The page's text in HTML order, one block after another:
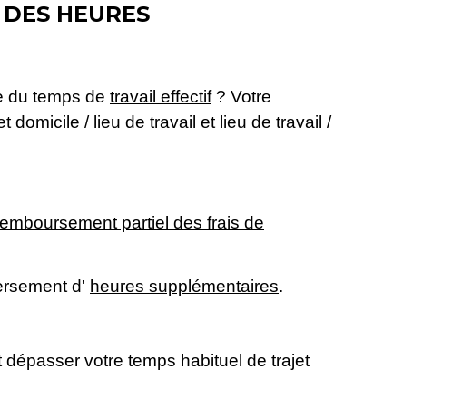
HEURES
du temps de travail effectif? Votre
domicile / lieu de travail et lieu de travail /
partiel des frais de
d' heures supplémentaires.
votre temps habituel de trajet